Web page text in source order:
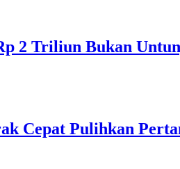
2 Triliun Bukan
Cepat Pulihkan